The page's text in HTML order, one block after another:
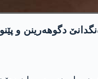
دگوهەرینن و